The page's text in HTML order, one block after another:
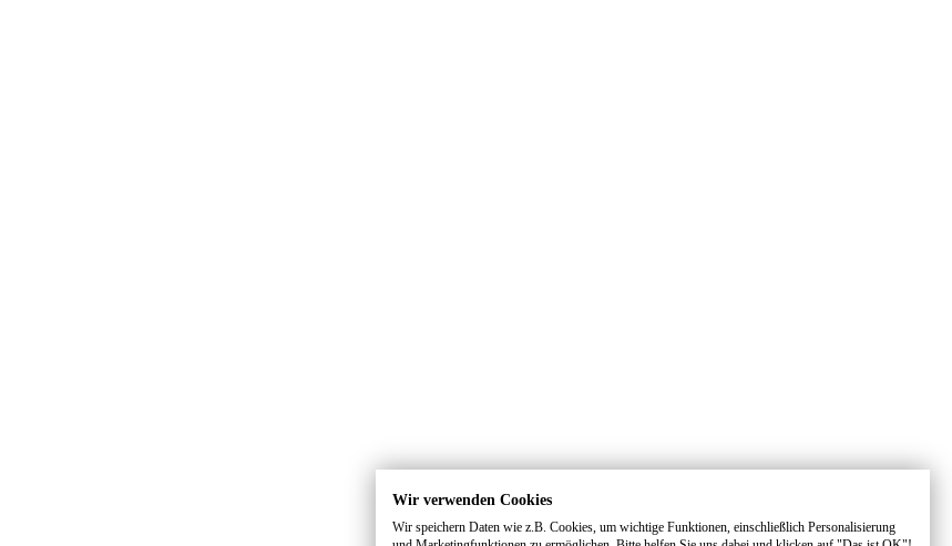
Wir verwenden Cookies
Wir speichern Daten wie z.B. Cookies, um wichtige Funktionen, einschließlich Personalisierung